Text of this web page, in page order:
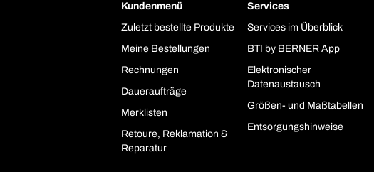
Kundenmenü
Zuletzt bestellte Produkte
Meine Bestellungen
Rechnungen
Daueraufträge
Merklisten
Retoure, Reklamation &
Reparatur
Services
Services im Überblick
BTI by BERNER App
Elektronischer
Datenaustausch
Größen- und Maßtabellen
Entsorgungshinweise